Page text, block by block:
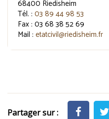
68400 Riedisheim
Tél. : 03 89 44 98 53
Fax : 03 68 38 52 69
Mail : etatcivil@riedisheim.fr
Partager sur :